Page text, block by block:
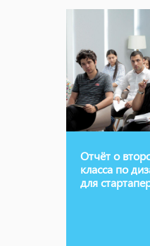
Отчёт о
класса по
для